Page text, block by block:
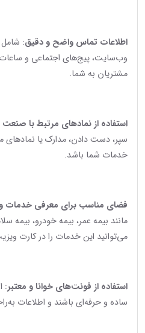
اطلاعات تماس واضح و دقیق:
وب‌سایت، پیج‌های اجتماعی و
مشتریان به شما.
استفاده از نمادهای مرتبط با صنعت
سپر، دست دادن، مدارک یا نمادهای
خدمات شما باشد.
فضای مناسب برای معرفی خدمات
مانند بیمه عمر، بیمه خودرو، بیمه
می‌توانید این خدمات را در کارت
استفاده از فونت‌های خوانا و معتبر:
ساده و حرفه‌ای باشند و اطلاعات